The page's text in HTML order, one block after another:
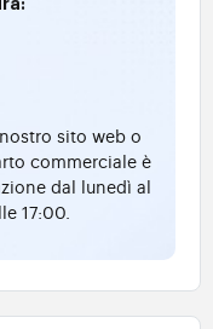
sito web o
commerciale è
dal lunedì al
17:00.